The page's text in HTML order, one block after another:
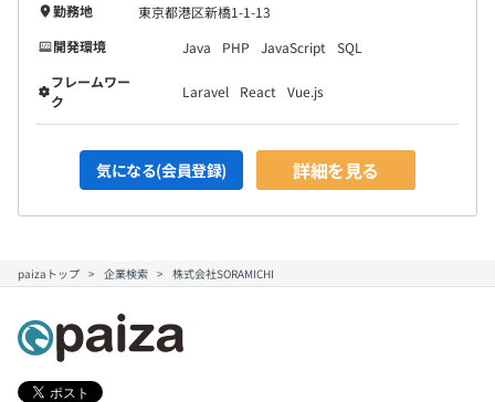
勤務地
東京都港区新橋1-1-13
開発環境
Java PHP JavaScript
SQL
フレームワー
ク
Laravel React Vue.js
気になる(会員登録) 詳細を見る
paizaトップ 企業検索 株式会社SORAMICHI